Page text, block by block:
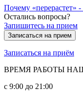
Почему «перерастет» -
Остались вопросы?
Запишитесь на прием
Записаться на прием
Записаться на приём
ВРЕМЯ РАБОТЫ
с 9:00 до 21:00